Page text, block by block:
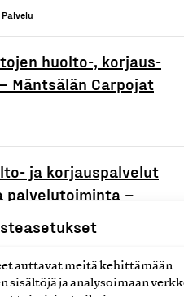
auttavat meitä kehittämään
sisältöjä ja analysoimaan
huolto-, korjaus-
Mäntsälän Carpojat
ja korjauspalvelut
palvelutoiminta –
Oy
huolto-, korjaus-